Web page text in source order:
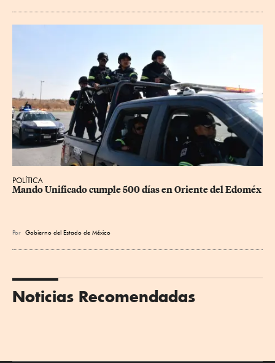
POLÍTICA
Mando Unificado cumple 500 días en Oriente del Edoméx
Por Gobierno del Estado de México
Noticias Recomendadas